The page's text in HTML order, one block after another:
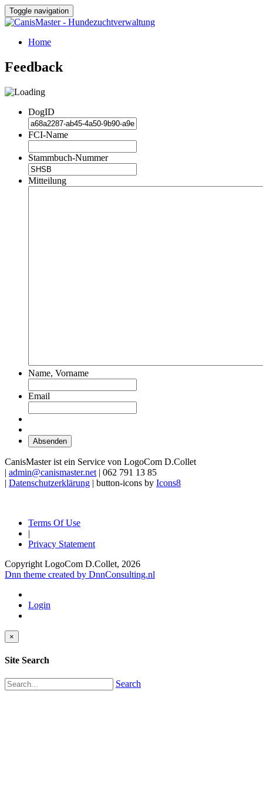
Toggle navigation
Home
Feedback
DogID
FCI-Name
Stammbuch-Nummer
Mitteilung
Name, Vorname
Email
CanisMaster ist ein Service von LogoCom D.Collet
| admin@canismaster.net | 062 791 13 85
| Datenschutzerklärung | button-icons by Icons8
Terms Of Use
|
Privacy Statement
Copyright LogoCom D.Collet, 2026
Dnn theme created by DnnConsulting.nl
Login
×
Site Search
Search